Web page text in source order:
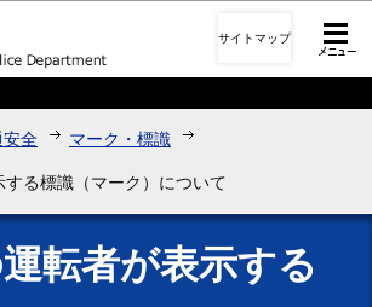
のページの本文へ移動
サイトマップ
安全 マーク・標識
する標識（マーク）について
転者が表示する